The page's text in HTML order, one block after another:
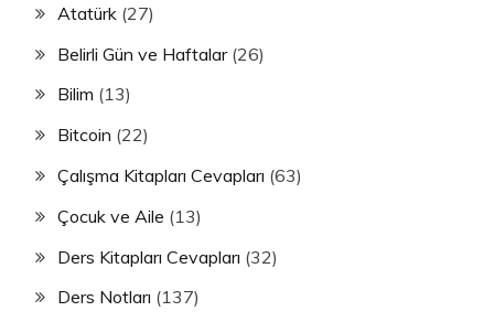
Atatürk (27)
Belirli Gün ve Haftalar(26)
Bilim (13)
Bitcoin (22)
Çalışma Kitapları Cevapları (63)
Çocuk ve Aile (13)
Ders Kitapları Cevapları (32)
Ders Notları (137)